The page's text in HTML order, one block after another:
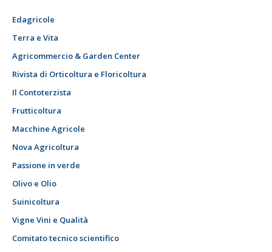
Edagricole
Terra e Vita
Agricommercio & Garden Center
Rivista di Orticoltura e Floricoltura
Il Contoterzista
Frutticoltura
Macchine Agricole
Nova Agricoltura
Passione in verde
Olivo e Olio
Suinicoltura
Vigne Vini e Qualità
Comitato tecnico scientifico